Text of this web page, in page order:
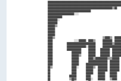
████████████████████████████████████
██████████████████████░░░░
████████████
████████░░
████████
██████▒▒
██████
██████
██████                                                            ██████
████▒▒                                        ▒▒████▒▒  ██████░░
████                  ░░░░██████  ████▒▒      ████████
████            ████████████████████████
████            ████████████████░░██████
████            ████████████      ██████    ████████
████                ████████      ██████    ████████  ████████
████                ██████▒▒      ██████    ████████  ████████
████                ██████        ████▒▒██████████▒▒▒▒██████
████                ██████        ████████████████  ████████
████                ██████      ██████████████████  ████████
██▒▒                ████░░      ██████▒▒  ████████  ████████
██                  ████        ██████    ████████  ████████
██                  ████        ██████    ██████    ██████
██                ██████        ████      ██████    ██████
██                ▒▒██▓▓        ████░░    ██████